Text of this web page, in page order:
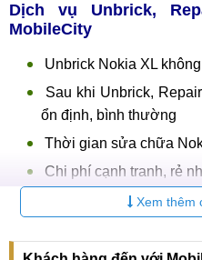
Dịch vụ Unbrick,
MobileCity
Unbrick Nokia XL
Sau khi Unbrick,
ổn định, bình thường
Thời gian sửa chữa
Chi phí cạnh tranh, rẻ
Kỹ thuật viên lâu năm
Quý khách có thể ngồi đợi
Xem thêm